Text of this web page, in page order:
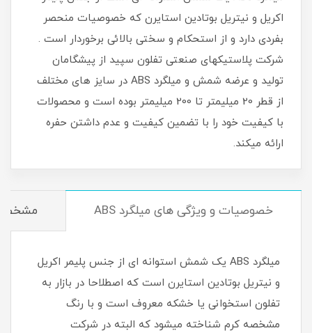
اکریل و نیتریل بوتادین استایرن که خصوصیات منحصر
بفردی دارد و از استحکام و سختی بالائی برخوردار است .
شرکت پلاستیکهای صنعتی تفلون سپید از پیشگامان
تولید و عرضه شمش و میلگرد ABS در سایز های مختلف
از قطر 20 میلیمتر تا 200 میلیمتر بوده است و محصولات
با کیفیت خود را با تضمین کیفیت و عدم داشتن حفره
ارائه میکند.
خصوصیات و ویژگی های میلگرد ABS
میلگرد ABS یک شمش استوانه ای از جنس پلیمر اکریل
و نیتریل بوتادین استایرن است که اصطلاحا در بازار به
تفلون استخوانی یا خشکه معروف است و با رنگ
مشخصه کرم شناخته میشود که البته در شرکت